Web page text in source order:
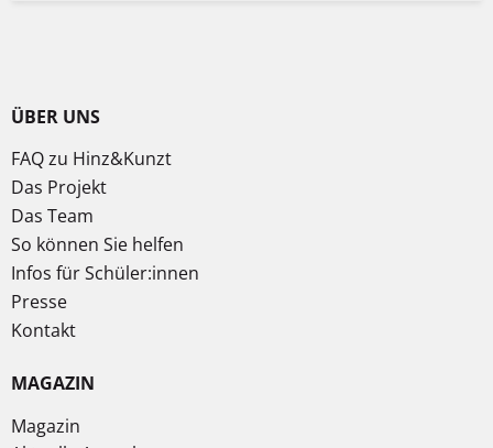
ÜBER UNS
FAQ zu Hinz&Kunzt
Das Projekt
Das Team
So können Sie helfen
Infos für Schüler:innen
Presse
Kontakt
MAGAZIN
Magazin